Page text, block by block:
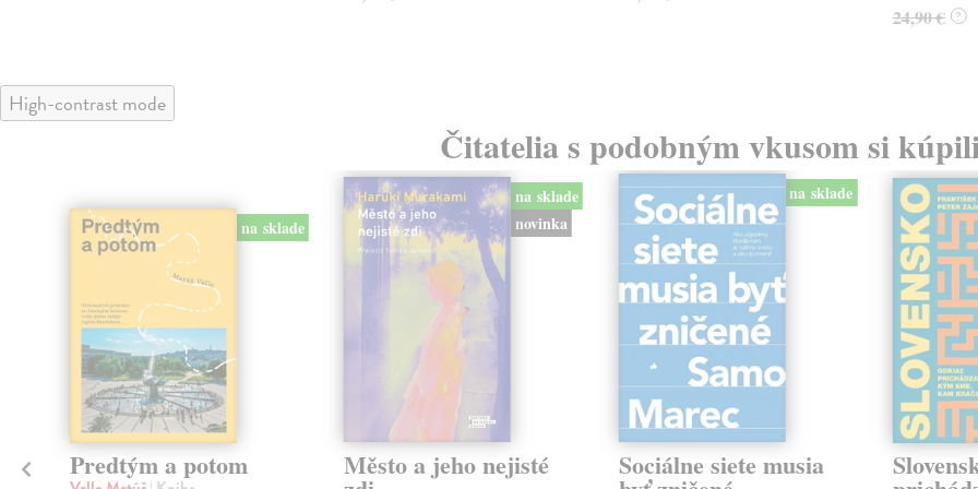
24,90 € ?
High-contrast mode
Čitatelia s podobným vkusom si
na sklade
Predtým a potom
na sklade
novinka
Město a jeho nejisté
na sklade
Sociálne siete musia